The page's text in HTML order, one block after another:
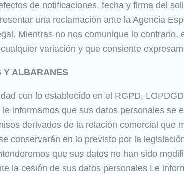
de notificaciones, fecha y firma del
una reclamación ante la Agencia
Mientras no nos comunique lo
variación y que consiente
Y ALBARANES
con lo establecido en el RGPD,
le informamos que sus datos personales
derivados de la relación comercial
conservarán en lo previsto por la
que sus datos no han sido
la cesión de sus datos personales Le